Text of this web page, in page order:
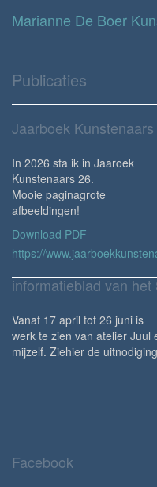
Publicaties
Jaarboek Kunstenaars
In 2026 sta ik in Jaaroek
Kunstenaars 26.
Mooie paginagrote
afbeeldingen!
Download PDF
https://
informatieblad van
Vanaf 17 april tot 26 juni is
werk te zien van atelier Juul
mijzelf. Ziehier de
Facebook